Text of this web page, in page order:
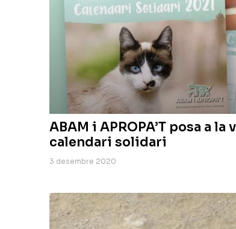
ABAM i APROPA’T posa a
calendari solidari
3 desembre 2020